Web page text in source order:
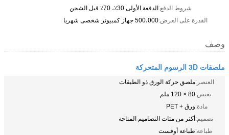
شروط الدفع:الدفعة الأولى 30٪، 70٪ قبل الشحن
القدرة على العرض:500،000 جهاز كمبيوتر شخصى شهريا
وصف
ملصقات 3D الرسوم المتحركة
العنصر:ملصق حركة الورق ذو الطبقات
يقيس:80 × 120 ملم
مادة:ورق + PET
تصميم:أكثر من مئات التصاميم المتاحة
طباعة:طباعة أوفست